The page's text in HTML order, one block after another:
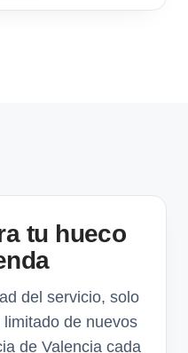
tu hueco
del servicio, solo
de nuevos
de Valencia cada